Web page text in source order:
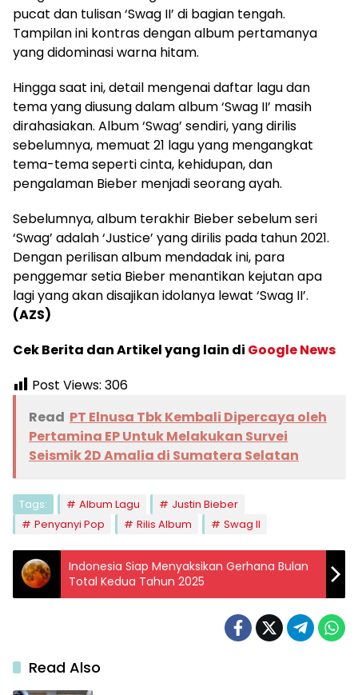
pucat dan tulisan ‘Swag II’ di bagian tengah.
Tampilan ini kontras dengan album pertamanya
yang didominasi warna hitam.
Hingga saat ini, detail mengenai daftar lagu dan
tema yang diusung dalam album ‘Swag II’ masih
dirahasiakan. Album ‘Swag’ sendiri, yang dirilis
sebelumnya, memuat 21 lagu yang mengangkat
tema-tema seperti cinta, kehidupan, dan
pengalaman Bieber menjadi seorang ayah.
Sebelumnya, album terakhir Bieber sebelum seri
‘Swag’ adalah ‘Justice’ yang dirilis pada tahun 2021.
Dengan perilisan album mendadak ini, para
penggemar setia Bieber menantikan kejutan apa
lagi yang akan disajikan idolanya lewat ‘Swag II’.
(AZS)
Cek Berita dan Artikel yang lain di Google News
Post Views: 306
Read PT Elnusa Tbk Kembali Dipercaya oleh
Pertamina EP Untuk Melakukan Survei
Seismik 2D Amalia di Sumatera Selatan
Tags: Album Lagu
Justin Bieber
Penyanyi Pop
Rilis Album Swag II
Indonesia Siap Menyaksikan Gerhana Bulan
Total Kedua Tahun 2025
Read Also